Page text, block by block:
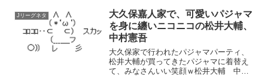
と吉本興業と日...
Jリーグネタ
大久保嘉人家で、可愛いパジャマ
を身に纏いニコニコの松井大輔、
中村憲吾
大久保家で行われたパジャマパーティ、
松井大輔が買ってきたパジャマに着替え
て、みなさんいい笑顔ｗ‏松井大輔 中村